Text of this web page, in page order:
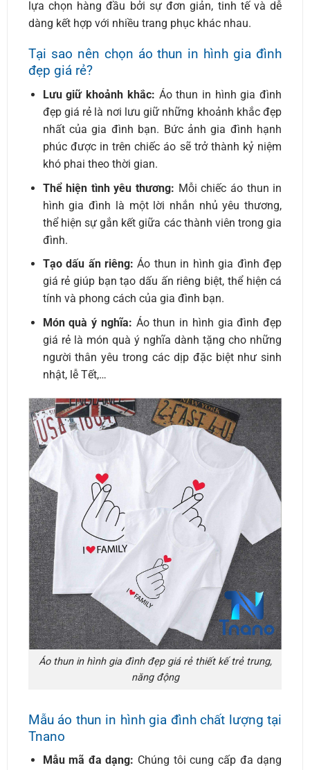
lựa chọn hàng đầu bởi sự đơn giản, tinh tế và dễ
dàng kết hợp với nhiều trang phục khác nhau.
Tại sao nên chọn áo thun in hình gia đình
đẹp giá rẻ?
Lưu giữ khoảnh khắc: Áo thun in hình gia đình
đẹp giá rẻ là nơi lưu giữ những khoảnh khắc đẹp
nhất của gia đình bạn. Bức ảnh gia đình hạnh
phúc được in trên chiếc áo sẽ trở thành kỷ niệm
khó phai theo thời gian.
Thể hiện tình yêu thương: Mỗi chiếc áo thun in
hình gia đình là một lời nhắn nhủ yêu thương,
thể hiện sự gắn kết giữa các thành viên trong gia
đình.
Tạo dấu ấn riêng: Áo thun in hình gia đình đẹp
giá rẻ giúp bạn tạo dấu ấn riêng biệt, thể hiện cá
tính và phong cách của gia đình bạn.
Món quà ý nghĩa: Áo thun in hình gia đình đẹp
giá rẻ là món quà ý nghĩa dành tặng cho những
người thân yêu trong các dịp đặc biệt như sinh
nhật, lễ Tết,…
Áo thun in hình gia đình đẹp giá rẻ thiết kế trẻ trung,
năng động
Mẫu áo thun in hình gia đình chất lượng tại
Tnano
Mẫu mã đa dạng: Chúng tôi cung cấp đa dạng